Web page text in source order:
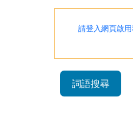
請登入網頁啟用
詞語搜尋